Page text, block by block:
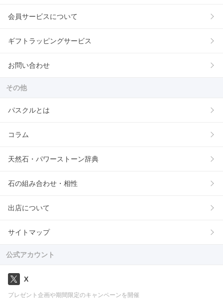
会員サービスについて
ギフトラッピングサービス
お問い合わせ
その他
パスクルとは
コラム
天然石・パワーストーン辞典
石の組み合わせ・相性
出店について
サイトマップ
公式アカウント
X
プレゼント企画や期間限定のキャンペーンを開催